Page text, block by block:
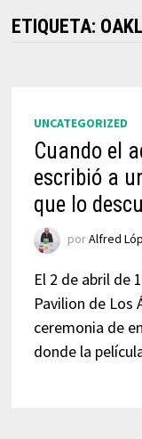
ETIQUETA:
UNCATEGORIZED
Cuando el
escribió a
que lo
porAlfred
El 2 de abril de
Pavilion de Los
ceremonia de
donde la